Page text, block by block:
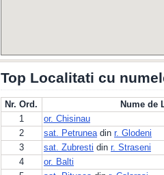
Top Localitati cu
Nr. Ord.
Nume de
1
or. Chisinau
2
sat. Petruneadin r. Glodeni
3
sat. Zubresti din r. Straseni
4
or. Balti